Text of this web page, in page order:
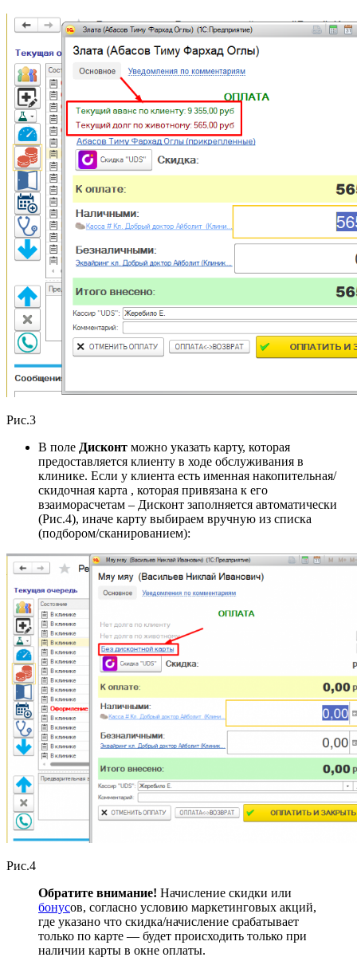
Рис.3
В поле Дисконт можно указать карту, которая
предоставляется клиенту в ходе обслуживания в
клинике. Если у клиента есть именная накопительная/
скидочная карта , которая привязана к его
взаиморасчетам – Дисконт заполняется автоматически
(Рис.4), иначе карту выбираем вручную из списка
(подбором/сканированием):
Рис.4
Обратите внимание! Начисление скидки или
бонусов, согласно условию маркетинговых акций,
где указано что скидка/начисление срабатывает
только по карте — будет происходить только при
наличии карты в окне оплаты.